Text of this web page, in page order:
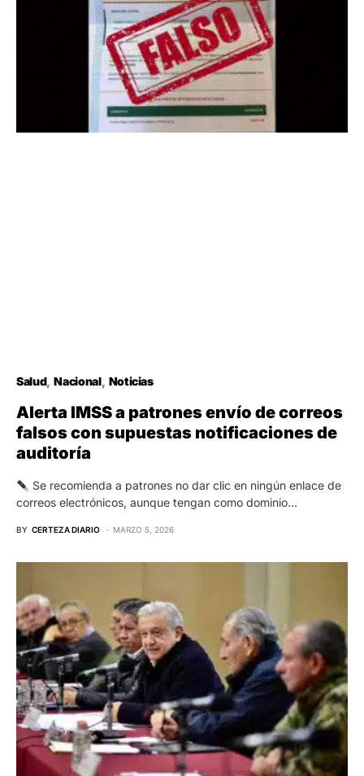
Salud Nacional Noticias
Alerta IMSS a patrones envío de correos
falsos con supuestas notificaciones de
auditoría
Se recomienda a patrones no dar clic en ningún enlace de
correos electrónicos, aunque tengan como dominio…
BY CERTEZA DIARIO MARZO 5, 2026